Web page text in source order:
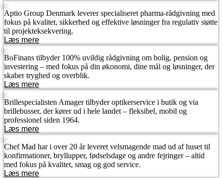
Aptio Group Denmark leverer specialiseret pharma-rådgivning med
fokus på kvalitet, sikkerhed og effektive løsninger fra regulativ støtte
til projekt­eksekvering.
Læs mere
BoFinans tilbyder 100% uvildig rådgivning om bolig, pension og
investering – med fokus på din økonomi, dine mål og løsninger, der
skaber tryghed og overblik.
Læs mere
Brillespecialisten Amager tilbyder optikerservice i butik og via
brillebusser, der kører ud i hele landet – fleksibel, mobil og
professionel siden 1964.
Læs mere
Chef Mad har i over 20 år leveret velsmagende mad ud af huset til
konfirmationer, bryllupper, fødselsdage og andre fejringer – altid
med fokus på kvalitet, smag og god service.
Læs mere